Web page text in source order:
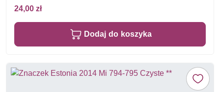
24,00 zł
Dodaj do koszyka